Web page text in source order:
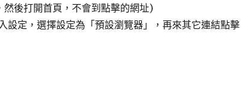
後打開首頁，不會到點擊的網址)
設定，選擇設定為「預設瀏覽器」，再來其它連結點擊